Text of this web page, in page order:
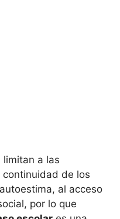
a las
de los
al acceso
por lo que